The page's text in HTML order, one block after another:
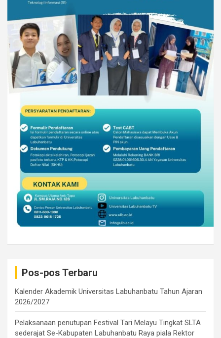
Pos-pos Terbaru
Kalender Akademik Universitas Labuhanbatu Tahun Ajaran
2026/2027
Pelaksanaan penutupan Festival Tari Melayu Tingkat SLTA
sederajat Se-Kabupaten Labuhanbatu Raya piala Rektor